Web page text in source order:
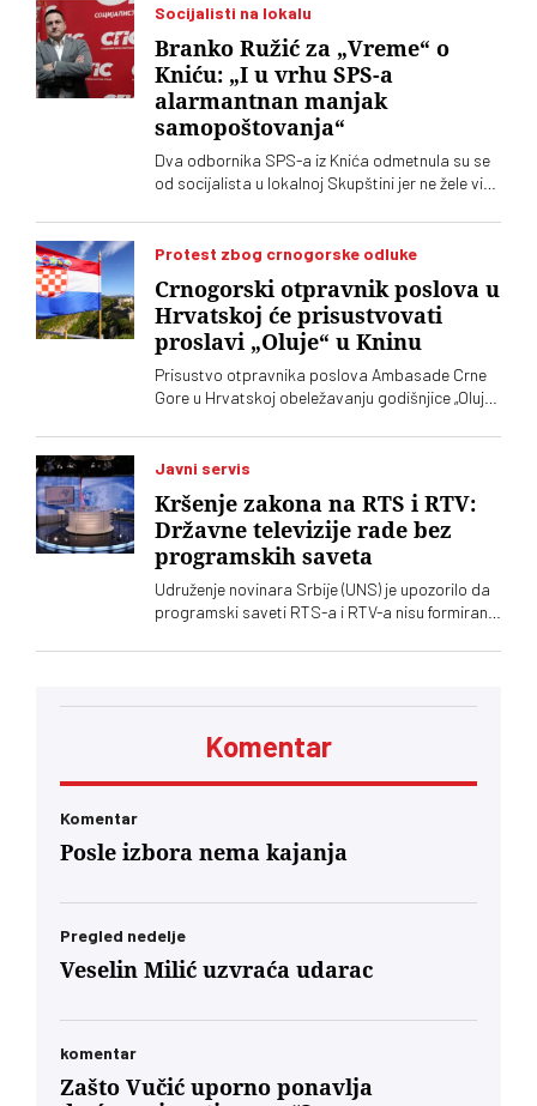
Socijalisti na lokalu
Branko Ružić za „Vreme“ o
Kniću: „I u vrhu SPS-a
alarmantnan manjak
samopoštovanja“
Dva odbornika SPS-a iz Knića odmetnula su se
od socijalista u lokalnoj Skupštini jer ne žele više
naprednjacima. Jedan od njih kaže za „Vreme“
da je „SNS u Kniću nasilna skupina
ikada više, da sarađuju. Branko Ružić za
„Vreme“ kaže da je alarmantno da tendencije
odricanja od izvornih principa i mazohizma
postoje ne samo na lokalu, već i u samom vrhu
SPS-a
Protest zbog crnogorske odluke
Crnogorski otpravnik poslova u
Hrvatskoj će prisustvovati
proslavi „Oluje“ u Kninu
Prisustvo otpravnika poslova Ambasade Crne
Gore u Hrvatskoj obeležavanju godišnjice „Oluje“
Vučić je poručio da je reč o proslavi zločina
počinjenih nad srpskim narodom
Javni servis
Kršenje zakona na RTS i RTV:
Državne televizije rade bez
programskih saveta
Udruženje novinara Srbije (UNS) je upozorilo da
programski saveti RTS-a i RTV-a nisu formirani
čega se postavlja pitanje poštovanja zakonskih
kontrole javnih medijskih servisa
Komentar
Komentar
Posle izbora nema kajanja
Pregled nedelje
Veselin Milić uzvraća udarac
komentar
Zašto Vučić uporno ponavlja